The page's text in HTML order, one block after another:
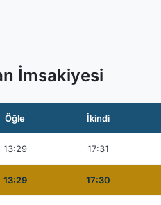
İmsakiyesi
Öğle İkindi
13:29 17:31
13:29 17:30